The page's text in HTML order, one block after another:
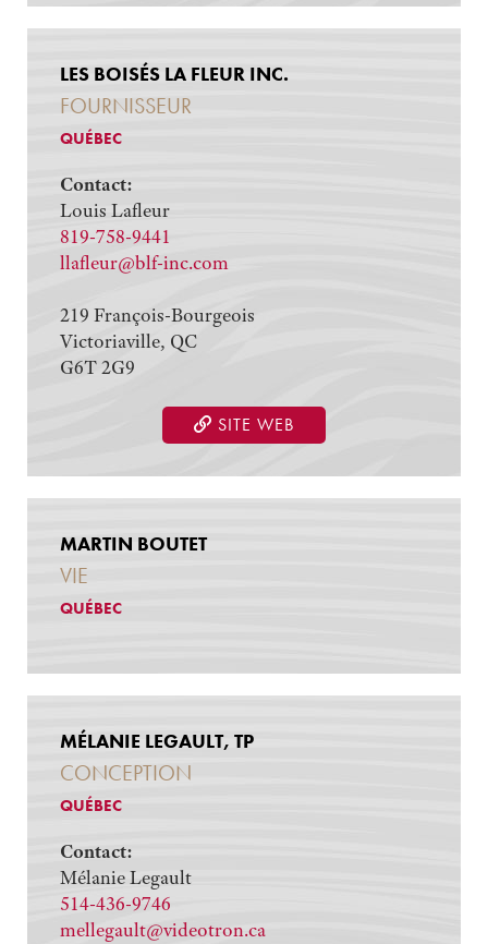
LES BOISÉS LA FLEUR INC.
FOURNISSEUR
QUÉBEC
Contact:
Louis Lafleur
819-758-9441
llafleur@blf-inc.com
219 François-Bourgeois
Victoriaville, QC
G6T 2G9
SITE WEB
MARTIN BOUTET
VIE
QUÉBEC
MÉLANIE LEGAULT, TP
CONCEPTION
QUÉBEC
Contact:
Mélanie Legault
514-436-9746
mellegault@videotron.ca